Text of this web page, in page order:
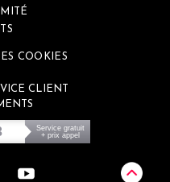
COOKIES
CLIENT
Service gratuit
+ prix appel